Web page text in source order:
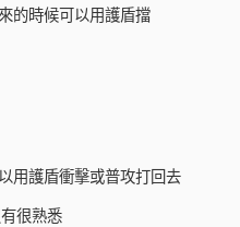
的時候可以用護盾擋
用護盾衝擊或普攻打回去
很熟悉